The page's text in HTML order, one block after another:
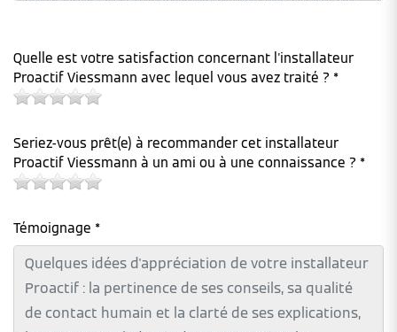
Quelle est votre satisfaction concernant l'installateur
Proactif Viessmann avec lequel vous avez traité ? *
Seriez-vous prêt(e) à recommander cet installateur
Proactif Viessmann à un ami ou à une connaissance ? *
Témoignage *